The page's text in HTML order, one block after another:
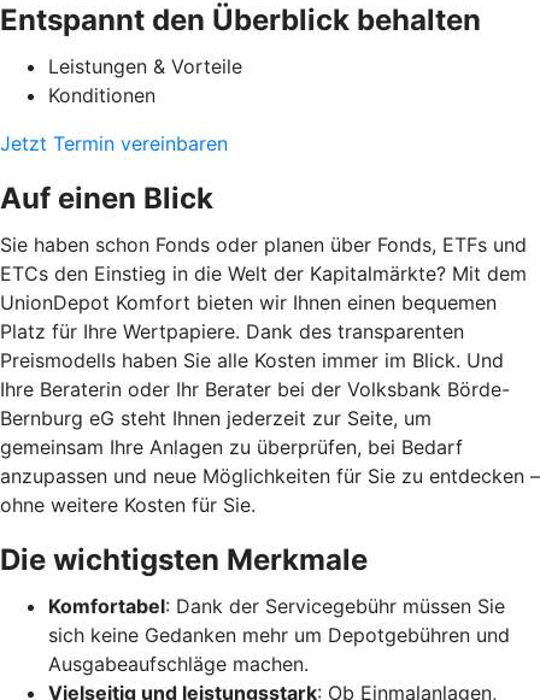
Entspannt den Überblick behalten
Leistungen & Vorteile
Konditionen
Jetzt Termin vereinbaren
Auf einen Blick
Sie haben schon Fonds oder planen über Fonds, ETFs und
ETCs den Einstieg in die Welt der Kapitalmärkte? Mit dem
UnionDepot Komfort bieten wir Ihnen einen bequemen
Platz für Ihre Wertpapiere. Dank des transparenten
Preismodells haben Sie alle Kosten immer im Blick. Und
Ihre Beraterin oder Ihr Berater bei der Volksbank Börde-
Bernburg eG steht Ihnen jederzeit zur Seite, um
gemeinsam Ihre Anlagen zu überprüfen, bei Bedarf
anzupassen und neue Möglichkeiten für Sie zu entdecken –
ohne weitere Kosten für Sie.
Die wichtigsten Merkmale
Komfortabel: Dank der Servicegebühr müssen Sie
sich keine Gedanken mehr um Depotgebühren und
Ausgabeaufschläge machen.
Vielseitig und leistungsstark: Ob Einmalanlagen,